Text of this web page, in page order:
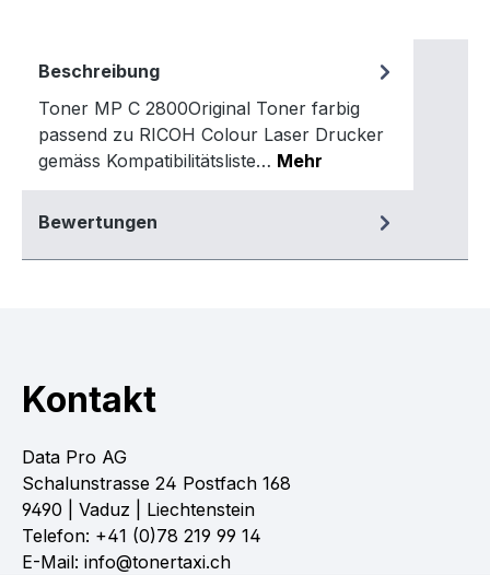
Beschreibung
Toner MP C 2800Original Toner farbig
passend zu RICOH Colour Laser Drucker
gemäss Kompatibilitätsliste… Mehr
Bewertungen
Kontakt
Data Pro AG
Schalunstrasse 24 Postfach 168
9490 | Vaduz | Liechtenstein
Telefon: +41 (0)78 219 99 14
E-Mail: info@tonertaxi.ch